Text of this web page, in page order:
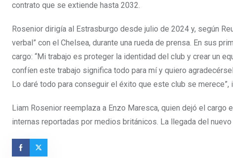
contrato que se extiende hasta 2032.
Rosenior dirigía al Estrasburgo desde julio de 2024 y, según
verbal” con el Chelsea, durante una rueda de prensa. En sus
cargo: “Mi trabajo es proteger la identidad del club y crear un
confíen este trabajo significa todo para mí y quiero
Lo daré todo para conseguir el éxito que este club se merece”,
Liam Rosenior reemplaza a Enzo Maresca, quien dejó el
internas reportadas por medios británicos. La llegada del